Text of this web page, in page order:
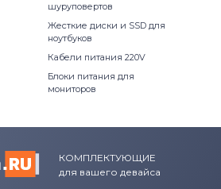
для мониторов
для мониторов
для мониторов
шуруповертов
Жесткие диски и SSD для
ноутбуков
Кабели питания 220V
Блоки питания для
мониторов
КОМПЛЕКТУЮЩИЕ
для вашего девайса